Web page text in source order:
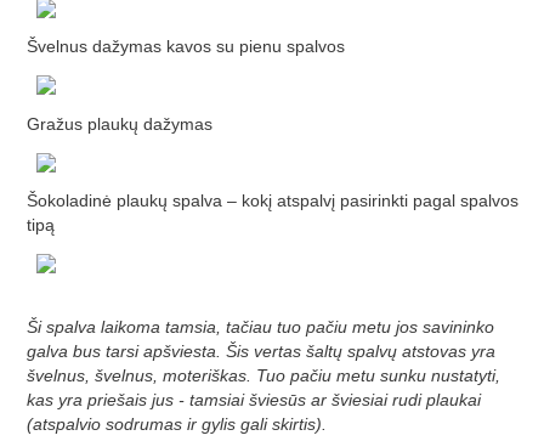
Švelnus dažymas kavos su pienu spalvos
Gražus plaukų dažymas
Šokoladinė plaukų spalva – kokį atspalvį pasirinkti pagal spalvos
tipą
Ši spalva laikoma tamsia, tačiau tuo pačiu metu jos savininko
galva bus tarsi apšviesta. Šis vertas šaltų spalvų atstovas yra
švelnus, švelnus, moteriškas. Tuo pačiu metu sunku nustatyti,
kas yra priešais jus - tamsiai šviesūs ar šviesiai rudi plaukai
(atspalvio sodrumas ir gylis gali skirtis).